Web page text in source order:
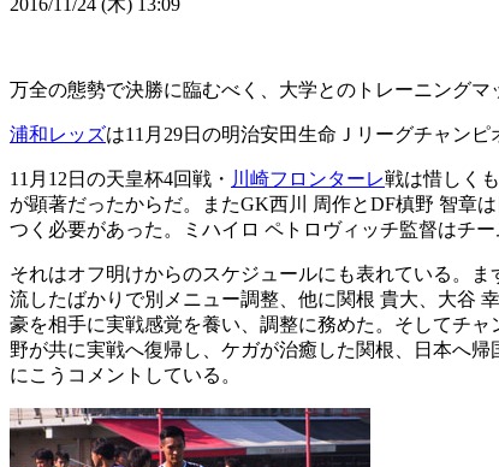
2016/11/24 (木) 13:09
万全の態勢で決勝に臨むべく、大学とのトレーニング
浦和レッズは11月29日の明治安田生命Ｊリーグチャン
11月12日の天皇杯4回戦・ 川崎フロンターレ戦は惜しく
が顕著だったからだ。またGK西川 周作とDF槙野 智章
つく必要があった。ミハイロ ペトロヴィッチ監督はチ
それはオフ明けからのスケジュールにも表れている。
流したばかりで別メニュー調整、他に関根 貴大、大谷
豪を相手に実戦感覚を養い、調整に務めた。そしてチ
野が共に実戦へ復帰し、ケガが治癒した関根、日本へ
にこうコメントしている。